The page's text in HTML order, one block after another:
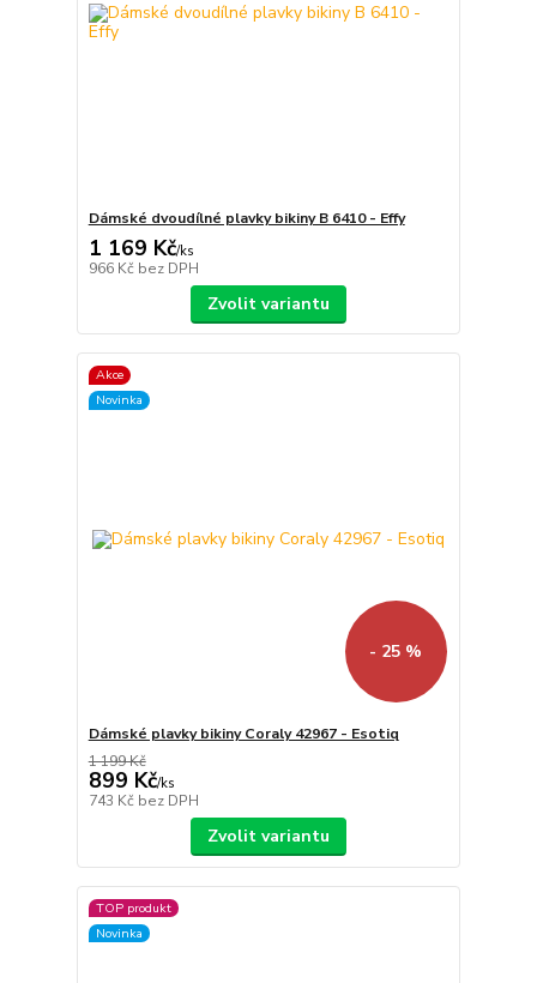
Dámské dvoudílné plavky bikiny B 6410 - Effy
1 169 Kč/ks
966 Kč bez DPH
Zvolit variantu
Akce
Novinka
- 25 %
Dámské plavky bikiny Coraly 42967 - Esotiq
1 199 Kč
899 Kč/ks
743 Kč bez DPH
Zvolit variantu
TOP produkt
Novinka